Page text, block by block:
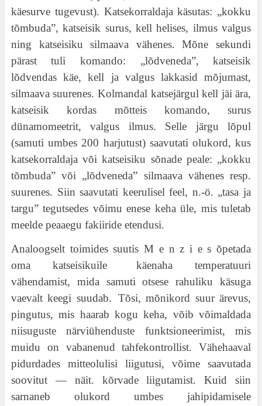
käesurve tugevust). Katsekorraldaja käsutas: „kokku
tõmbuda”, katseisik surus, kell helises, ilmus valgus
ning katseisiku silmaava vähenes. Mõne sekundi
pärast tuli komando: „lõdveneda”, katseisik
lõdvendas käe, kell ja valgus lakkasid mõjumast,
silmaava suurenes. Kolmandal katsejärgul kell jäi ära,
katseisik kordas mõtteis komando, surus
dünamomeetrit, valgus ilmus. Selle järgu lõpul
(samuti umbes 200 harjutust) saavutati olukord, kus
katsekorraldaja või katseisiku sõnade peale: „kokku
tõmbuda” või „lõdveneda” silmaava vähenes resp.
suurenes. Siin saavutati keerulisel feel, n.-ö. „tasa ja
targu” tegutsedes võimu enese keha üle, mis tuletab
meelde peaaegu fakiiride etendusi.
Analoogselt toimides suutis M e n z i e s õpetada
oma katseisikuile käenaha temperatuuri
vähendamist, mida samuti otsese rahuliku käsuga
vaevalt keegi suudab. Tõsi, mõnikord suur ärevus,
pingutus, mis haarab kogu keha, võib võimaldada
niisuguste närviühenduste funktsioneerimist, mis
muidu on vabanenud tahfekontrollist. Vähehaaval
pidurdades mitteolulisi liigutusi, võime saavutada
soovitut — näit. kõrvade liigutamist. Kuid siin
sarnaneb olukord umbes jahipidamisele